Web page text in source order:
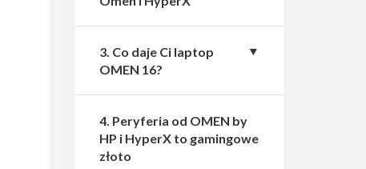
3. Co daje Ci laptop
OMEN 16?
4. Peryferia od OMEN by
HP i HyperX to gamingowe
złoto